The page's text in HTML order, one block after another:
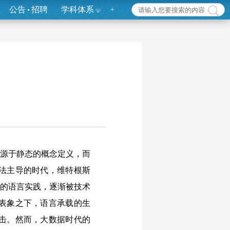
公告 招聘 学科体系 +
于静态的概念定义，而
主导的时代，维特根斯
语言实践，逐渐被技术
象之下，语言承载的生
。然而，大数据时代的